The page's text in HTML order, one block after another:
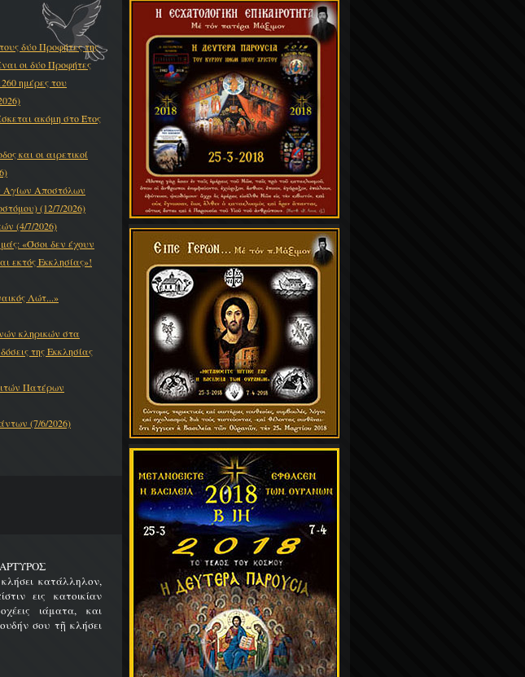
δύο Προφήτες της
οι δύο Προφήτες
ημέρες του
ακόμη στο Έτος
και οι αιρετικοί
Αγίων Αποστόλων
(12/7/2026)
(4/7/2026)
«Όσοι δεν έχουν
εκτός Εκκλησίας»!
Λώτ...»
κληρικών στα
της Εκκλησίας
Πατέρων
(7/6/2026)
κατάλληλον,
εις κατοικίαν
ιάματα, και
σου τῇ κλήσει